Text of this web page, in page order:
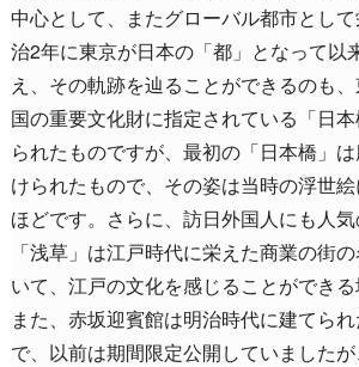
中心として、またグローバル都市とし
治2年に東京が日本の「都」となって以
え、その軌跡を辿ることができるのも、
国の重要文化財に指定されている「日
られたものですが、最初の「日本橋」
けられたもので、その姿は当時の浮世
ほどです。さらに、訪日外国人にも人
「浅草」は江戸時代に栄えた商業の街
いて、江戸の文化を感じることができる
また、赤坂迎賓館は明治時代に建てら
で、以前は期間限定公開していました